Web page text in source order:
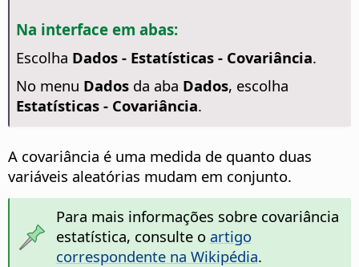
Na interface em abas:
Escolha Dados - Estatísticas - Covariância.
No menu Dadosda aba Dados, escolha
Estatísticas - Covariância.
A covariância é uma medida de quanto duas
variáveis aleatórias mudam em conjunto.
Para mais informações sobre covariância
estatística, consulte o artigo
correspondente na Wikipédia.